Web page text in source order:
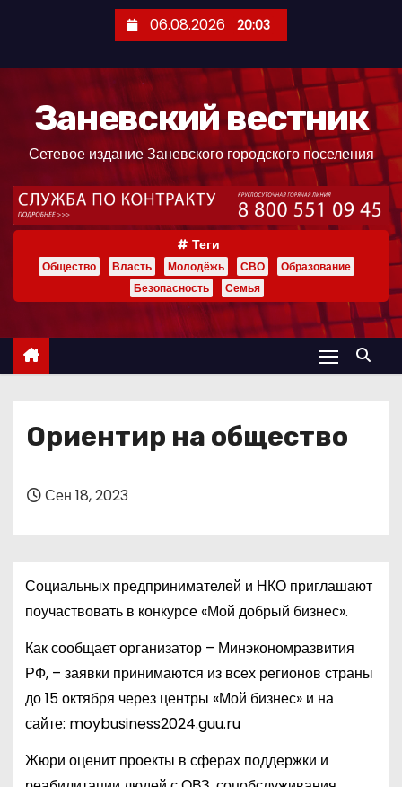
ж
06.08.2026 20:03
Заневский вестник
Сетевое издание Заневского городского поселения
Теги
Общество Власть Молодёжь СВО
Образование
Безопасность
Семья
Ориентир на общество
Сен 18, 2023
Социальных предпринимателей и НКО приглашают
поучаствовать в конкурсе «Мой добрый бизнес».
Как сообщает организатор – Минэкономразвития
РФ, – заявки принимаются из всех регионов страны
до 15 октября через центры «Мой бизнес» и на
сайте: moybusiness2024.guu.ru
Жюри оценит проекты в сферах поддержки и